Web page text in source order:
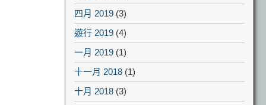
四月 2019 (3)
遊行 2019 (4)
一月 2019 (1)
十一月 2018 (1)
十月 2018 (3)